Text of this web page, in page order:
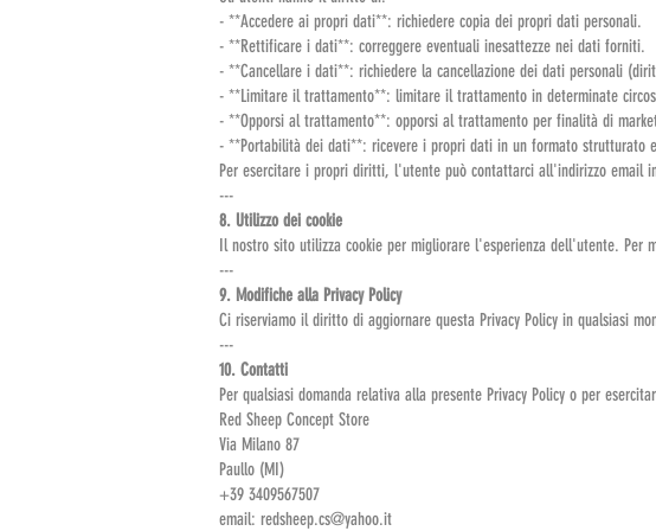
- **Accedere ai propri dati**: richiedere copia dei propri dati personali.
- **Rettificare i dati**: correggere eventuali inesattezze nei dati forniti.
- **Cancellare i dati**: richiedere la cancellazione dei dati personali
- **Limitare il trattamento**: limitare il trattamento in determinate
- **Opporsi al trattamento**: opporsi al trattamento per finalità di
- **Portabilità dei dati**: ricevere i propri dati in un formato strutturato
Per esercitare i propri diritti, l'utente può contattarci all'indirizzo email
---
8. Utilizzo dei cookie
Il nostro sito utilizza cookie per migliorare l'esperienza dell'utente. Per
---
9. Modifiche alla Privacy Policy
Ci riserviamo il diritto di aggiornare questa Privacy Policy in qualsiasi
---
10. Contatti
Per qualsiasi domanda relativa alla presente Privacy Policy o per
Red Sheep Concept Store
Via Milano 87
Paullo (MI)
+39 3409567507
email: redsheep.cs@yahoo.it